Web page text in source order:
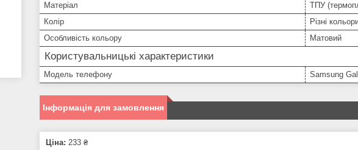
Матеріал
ТПУ
Колір
Різні
Особливість кольору
Матовий
Користувальницькі характеристики
Модель телефону Samsung
Інформація для замовлення
Ціна: 233 ₴